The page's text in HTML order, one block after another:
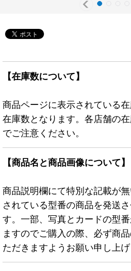
【在庫数について】
商品ページに表示されている
在庫数となります。各店舗の
でご注意ください。
【商品名と商品画像について】
商品説明欄にて特別な記載が
されている型番の商品を発送
す。一部、写真とカードの型
ますのでご購入の際、必ず商
ただきますようお願い申し上げ